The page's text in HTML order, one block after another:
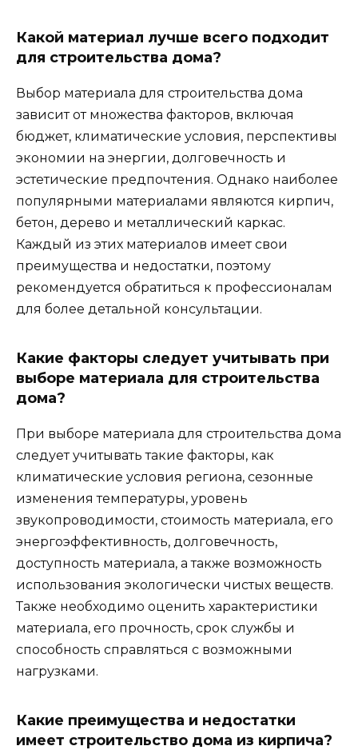
Какой материал лучше всего подходит
для строительства дома?
Выбор материала для строительства дома
зависит от множества факторов, включая
бюджет, климатические условия, перспективы
экономии на энергии, долговечность и
эстетические предпочтения. Однако наиболее
популярными материалами являются кирпич,
бетон, дерево и металлический каркас.
Каждый из этих материалов имеет свои
преимущества и недостатки, поэтому
рекомендуется обратиться к профессионалам
для более детальной консультации.
Какие факторы следует учитывать при
выборе материала для строительства
дома?
При выборе материала для строительства дома
следует учитывать такие факторы, как
климатические условия региона, сезонные
изменения температуры, уровень
звукопроводимости, стоимость материала, его
энергоэффективность, долговечность,
доступность материала, а также возможность
использования экологически чистых веществ.
Также необходимо оценить характеристики
материала, его прочность, срок службы и
способность справляться с возможными
нагрузками.
Какие преимущества и недостатки
имеет строительство дома из кирпича?